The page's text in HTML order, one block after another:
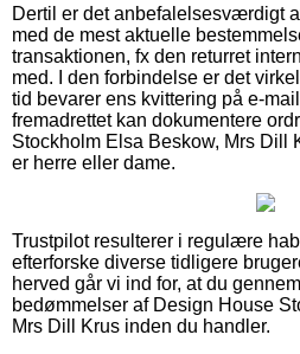
Dertil er det anbefalelsesværdigt
med de mest aktuelle
transaktionen, fx den returret
med. I den forbindelse er det
tid bevarer ens kvittering på e-
fremadrettet kan dokumentere
Stockholm Elsa Beskow, Mrs Dill
er herre eller dame.
Trustpilot resulterer i regulære
efterforske diverse tidligere
herved går vi ind for, at du
bedømmelser af Design House
Mrs Dill Krus inden du handler.